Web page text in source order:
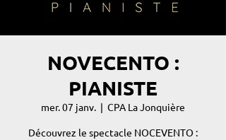
NOVECENTO :
PIANISTE
mer. 07 janv.
  |
CPA La Jonquière
Découvrez le spectacle NOCEVENTO :